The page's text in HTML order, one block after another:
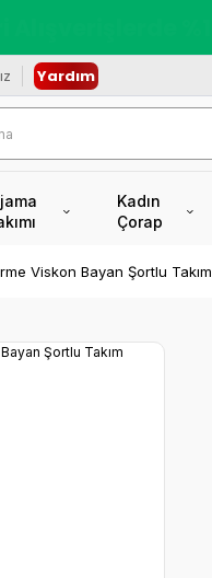
Yardım
Kadın
Çorap
Viskon Bayan Şortlu Takım